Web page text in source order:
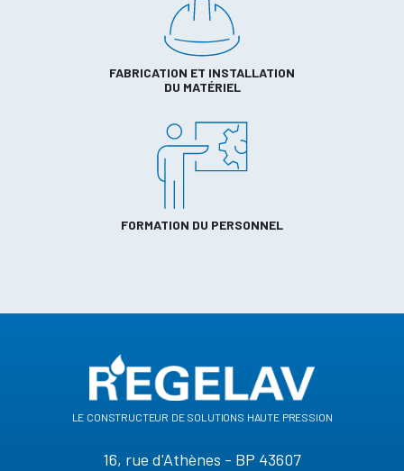
FABRICATION ET INSTALLATION
DU MATÉRIEL
FORMATION DU PERSONNEL
le constructeur de solutions haute pression
16, rue d'Athènes - BP 43607